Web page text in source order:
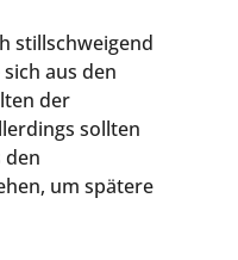
stillschweigend
aus den
der
sollten
den
um spätere